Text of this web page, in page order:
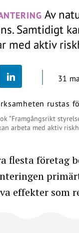
Av
Samtidigt
med aktiv
31
”Framgångsrikt
arbeta med aktiv
flesta företag
effekter som